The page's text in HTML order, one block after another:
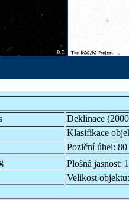
Deklinace
Klasifikace
Poziční úhel: 80
Plošná jasnost:
Velikost objektu: